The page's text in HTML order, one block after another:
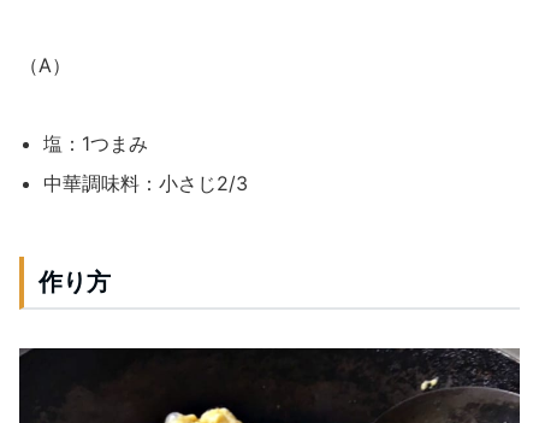
（A）
塩：1つまみ
中華調味料：小さじ2/3
作り方